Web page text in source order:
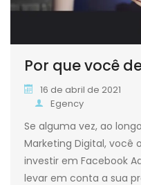
Por que você
16 de abril de 2021
Egency
Se alguma vez, ao
Marketing Digital, você
investir em Facebook
levar em conta a sua